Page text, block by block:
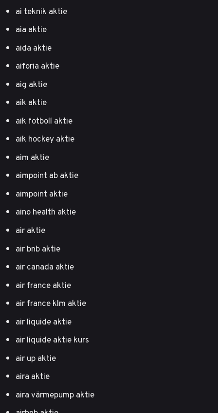
ai teknik aktie
aia aktie
aida aktie
aiforia aktie
aig aktie
aik aktie
aik fotboll aktie
aik hockey aktie
aim aktie
aimpoint ab aktie
aimpoint aktie
aino health aktie
air aktie
air bnb aktie
air canada aktie
air france aktie
air france klm aktie
air liquide aktie
air liquide aktie kurs
air up aktie
aira aktie
aira värmepump aktie